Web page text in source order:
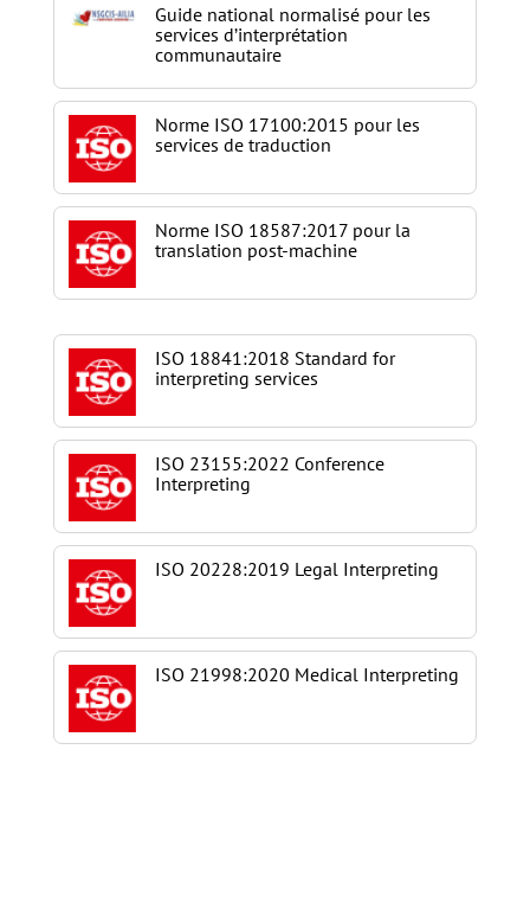
Guide national normalisé pour les
services d’interprétation
communautaire
Norme ISO 17100:2015 pour les
services de traduction
Norme ISO 18587:2017 pour la
translation post-machine
ISO 18841:2018 Standard for
interpreting services
ISO 23155:2022 Conference
Interpreting
ISO 20228:2019 Legal Interpreting
ISO 21998:2020 Medical Interpreting